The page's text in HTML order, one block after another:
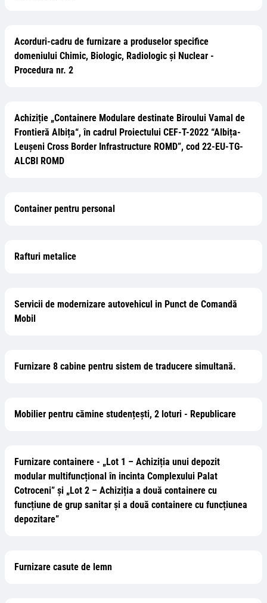
Acorduri-cadru de furnizare a produselor specifice
domeniului Chimic, Biologic, Radiologic și Nuclear -
Procedura nr. 2
Achiziție „Containere Modulare destinate Biroului Vamal de
Frontieră Albița“, în cadrul Proiectului CEF-T-2022 “Albița-
Leușeni Cross Border Infrastructure ROMD”, cod 22-EU-TG-
ALCBI ROMD
Container pentru personal
Rafturi metalice
Servicii de modernizare autovehicul in Punct de Comandă
Mobil
Furnizare 8 cabine pentru sistem de traducere simultană.
Mobilier pentru cămine studențești, 2 loturi - Republicare
Furnizare containere - „Lot 1 – Achiziția unui depozit
modular multifuncțional în incinta Complexului Palat
Cotroceni” și „Lot 2 – Achiziția a două containere cu
funcțiune de grup sanitar și a două containere cu funcțiunea
depozitare”
Furnizare casute de lemn